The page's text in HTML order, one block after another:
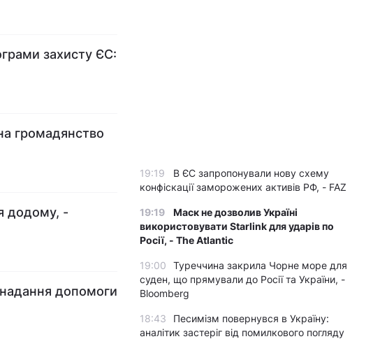
захисту ЄС:
громадянство
додому, -
допомоги
19:19
В ЄС запропонували нову схему
конфіскації заморожених активів РФ, - FAZ
19:19
Маск не дозволив Україні
використовувати Starlink для ударів по
Росії, - The Atlantic
19:00
Туреччина закрила Чорне море для
суден, що прямували до Росії та України, -
Bloomberg
18:43
Песимізм повернувся в Україну:
аналітик застеріг від помилкового погляду